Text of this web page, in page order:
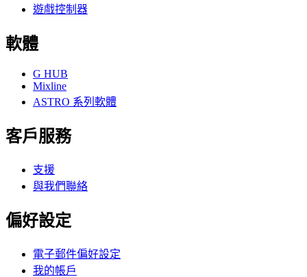
遊戲控制器
軟體
G HUB
Mixline
ASTRO 系列軟體
客戶服務
支援
與我們聯絡
偏好設定
電子郵件偏好設定
我的帳戶